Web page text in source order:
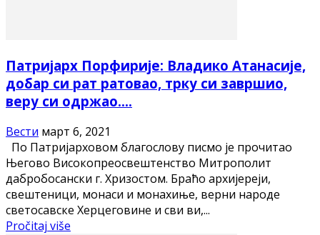
Патријарх Порфирије: Владико Атанасије,
добар си рат ратовао, трку си завршио,
веру си одржао....
Вести март 6, 2021
По Патријарховом благослову писмо је прочитао
Његово Високопреосвештенство Митрополит
дабробосански г. Хризостом. Браћо архијереји,
свештеници, монаси и монахиње, верни народе
светосавске Херцеговине и сви ви,...
Pročitaj više